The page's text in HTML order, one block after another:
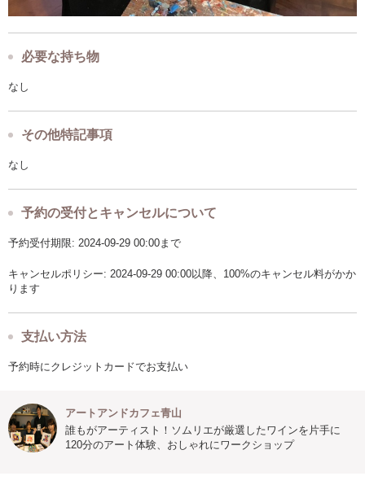
必要な持ち物
なし
その他特記事項
なし
予約の受付とキャンセルについて
予約受付期限: 2024-09-29 00:00まで
キャンセルポリシー: 2024-09-29 00:00以降、100%のキャンセル料がかか
ります
支払い方法
予約時にクレジットカードでお支払い
アートアンドカフェ青山
誰もがアーティスト！ソムリエが厳選したワインを片手に
120分のアート体験、おしゃれにワークショップ